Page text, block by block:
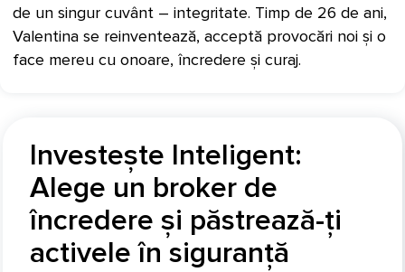
de un singur cuvânt – integritate. Timp de 26 de ani,
Valentina se reinventează, acceptă provocări noi și o
face mereu cu onoare, încredere și curaj.
Investește Inteligent:
Alege un broker de
încredere și păstrează-ți
activele în siguranță